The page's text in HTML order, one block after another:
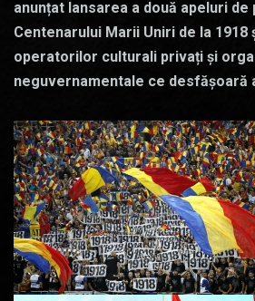
anunțat lansarea a două apeluri
Centenarului Marii Uniri de la 1918
operatorilor culturali privați și
neguvernamentale ce desfășoară